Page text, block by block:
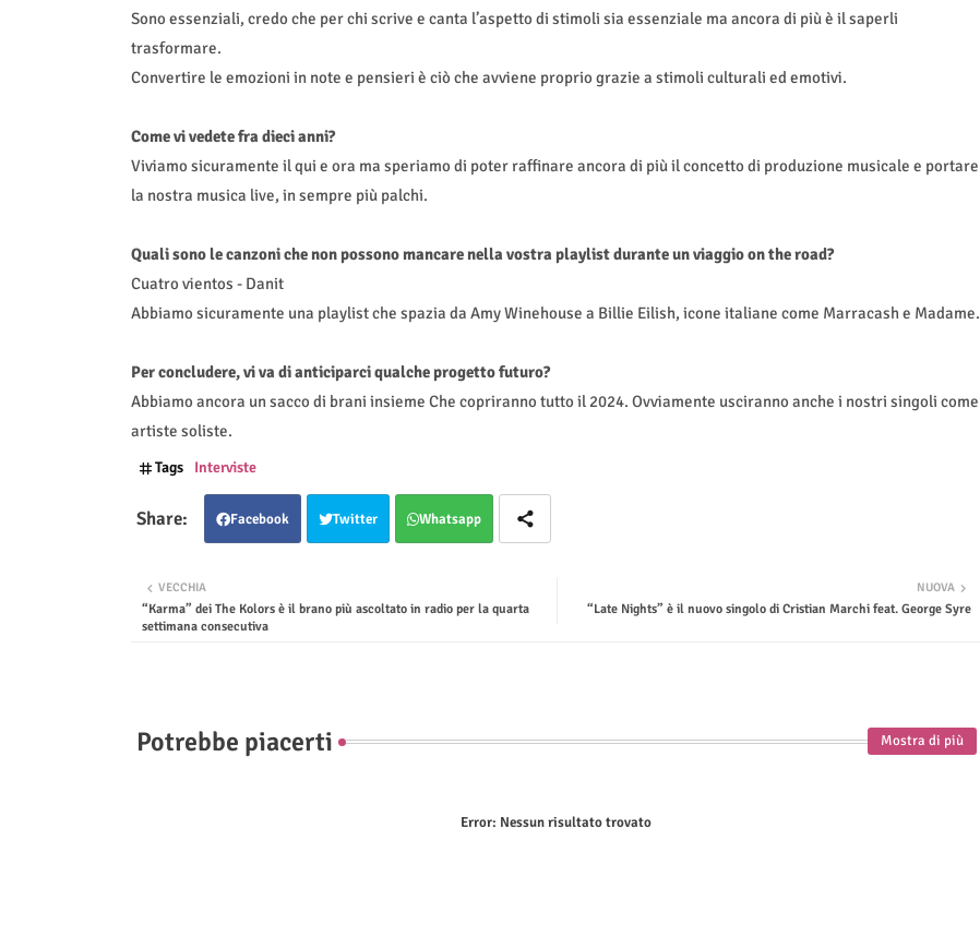
Sono essenziali, credo che per chi scrive e canta l’aspetto di stimoli sia essenziale ma ancora di più è il saperli
trasformare.
Convertire le emozioni in note e pensieri è ciò che avviene proprio grazie a stimoli culturali ed emotivi.
Come vi vedete fra dieci anni?
Viviamo sicuramente il qui e ora ma speriamo di poter raffinare ancora di più il concetto di produzione musicale e portare
la nostra musica live, in sempre più palchi.
Quali sono le canzoni che non possono mancare nella vostra playlist durante un viaggio on the road?
Cuatro vientos - Danit
⁠Abbiamo sicuramente una playlist che spazia da Amy Winehouse a Billie Eilish, icone italiane come Marracash e Madame.
Per concludere, vi va di anticiparci qualche progetto futuro?
Abbiamo ancora un sacco di brani insieme Che copriranno tutto il 2024. Ovviamente usciranno anche i nostri singoli come
artiste soliste.
Tags Interviste
Facebook Twitter Whatsapp
NUOVA
“Late Nights” è il nuovo singolo di Cristian Marchi feat. George Syre
VECCHIA
“Karma” dei The Kolors è il brano più ascoltato in radio per la quarta
settimana consecutiva
Potrebbe piacerti Mostra di più
Error: Nessun risultato trovato